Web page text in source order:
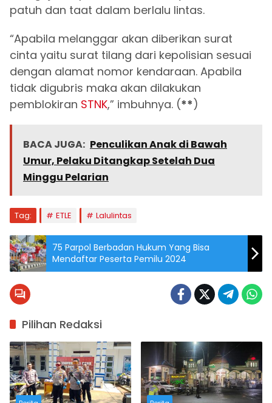
patuh dan taat dalam berlalu lintas.
“Apabila melanggar akan diberikan surat
cinta yaitu surat tilang dari kepolisian sesuai
dengan alamat nomor kendaraan. Apabila
tidak digubris maka akan dilakukan
pemblokiran STNK,” imbuhnya. (**)
BACA JUGA: Penculikan Anak di Bawah
Umur, Pelaku Ditangkap Setelah Dua
Minggu Pelarian
Tag: ETLE Lalulintas
75 Parpol Berbadan Hukum Yang Bisa
Mendaftar Peserta Pemilu 2024
Pilihan Redaksi